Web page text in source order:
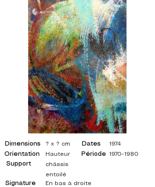
Dimensions
Orientation
Support
Signature
? x ? cm
Dates
Période
Hauteur
châssis
entoilé
En bas à droite
1974
1970-1980